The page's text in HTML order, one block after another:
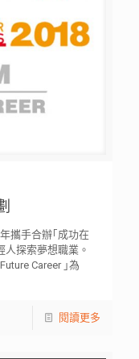
攜手合辦｢成功在
探索夢想職業。
Career ｣為
閱讀更多